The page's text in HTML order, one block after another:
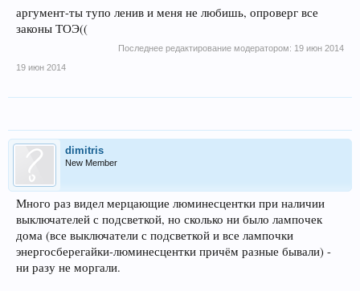
аргумент-ты тупо ленив и меня не любишь, опроверг все
законы ТОЭ((
Последнее редактирование модератором: 19 июн 2014
19 июн 2014
dimitris
New Member
Много раз видел мерцающие люминесцентки при наличии
выключателей с подсветкой, но сколько ни было лампочек
дома (все выключатели с подсветкой и все лампочки
энергосберегайки-люминесцентки причём разные бывали) -
ни разу не моргали.